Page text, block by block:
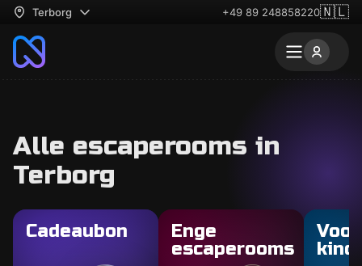
Terborg +49 89 248858220🇳🇱
Alle escaperooms in
Terborg
Cadeaubon
Enge
escaperooms
Voor